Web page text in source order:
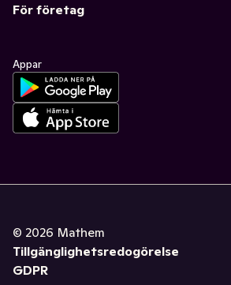
För företag
Appar
© 2026 Mathem
Tillgänglighetsredogörelse
GDPR